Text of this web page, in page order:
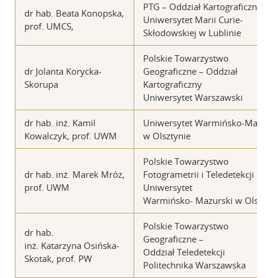
dr hab. Beata Konopska,
prof. UMCS,
PTG – Oddział Kartograficzny,
Uniwersytet Marii Curie-
Skłodowskiej w Lublinie
dr Jolanta Korycka-
Skorupa
Polskie Towarzystwo
Geograficzne – Oddział
Kartograficzny
Uniwersytet Warszawski
dr hab. inż. Kamil
Kowalczyk, prof. UWM
Uniwersytet Warmińsko-
w Olsztynie
dr hab. inż. Marek Mróz,
prof. UWM
Polskie Towarzystwo
Fotogrametrii i Teledetekcji
Uniwersytet
Warmińsko- Mazurski w
dr hab.
inż. Katarzyna Osińska-
Skotak, prof. PW
Polskie Towarzystwo
Geograficzne –
Oddział Teledetekcji
Politechnika Warszawska